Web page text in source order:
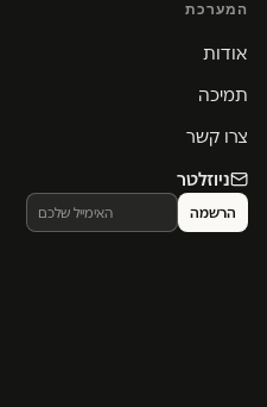
המערכת
אודות
תמיכה
צרו קשר
ניוזלטר